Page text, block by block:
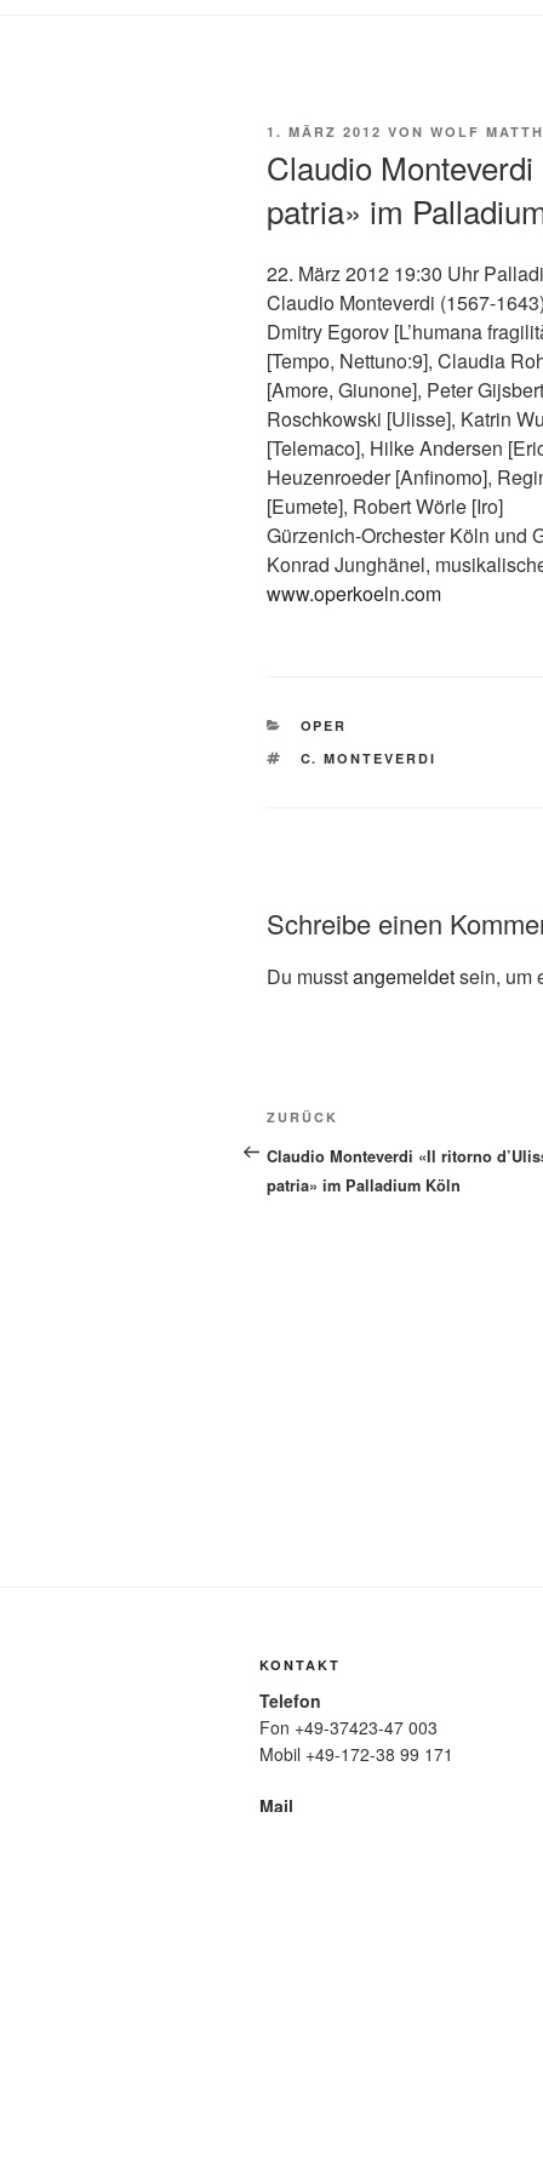
VERÖFFENTLICHT
1. MÄRZ 2012 VON WOLF
Claudio
patria» im
22. März 2012 19:30 Uhr
Claudio Monteverdi (1567-
Dmitry Egorov [L’humana
[Tempo, Nettuno:9], Claudia
[Amore, Giunone], Peter
Roschkowski [Ulisse], Katrin
[Telemaco], Hilke Andersen
Heuzenroeder [Anfinomo],
[Eumete], Robert Wörle [Iro]
Gürzenich-Orchester Köln und
Konrad Junghänel,
www.operkoeln.com
KATEGORIEN
OPER
SCHLAGWÖRTER
C. MONTEVERDI
Schreibe einen
Du musstangemeldetsein, um
Beitragsnavigation
Vorheriger
Beitrag
ZURÜCK
Claudio Monteverdi «Il ritorno
patria» im Palladium Köln
KONTAKT
Telefon
Fon +49-37423-47 003
Mobil +49-172-38 99 171
Mail